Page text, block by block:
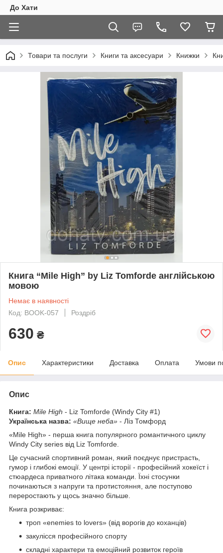
До Хати
Товари та послуги Книги та аксесуари Книжки
Книга “Mile High” by Liz Tomforde англійською
мовою
Немає в наявності
Код: BOOK-057
Роздріб
630 ₴
Опис Характеристики Доставка Оплата Умови
Опис
Книга: Mile High - Liz Tomforde (Windy City #1)
Українська назва: «Вище неба» - Ліз Томфорд
«Mile High» - перша книга популярного романтичного циклу
Windy City series від Liz Tomforde.
Це сучасний спортивний роман, який поєднує пристрасть,
гумор і глибокі емоції. У центрі історії - професійний хокеїст і
стюардеса приватного літака команди. Їхні стосунки
починаються з напруги та протистояння, але поступово
переростають у щось значно більше.
Книга розкриває:
троп «enemies to lovers» (від ворогів до коханців)
закулісся професійного спорту
складні характери та емоційний розвиток героїв